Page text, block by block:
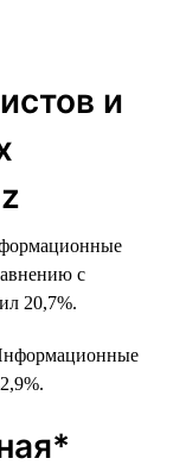
и
с
20,7%.